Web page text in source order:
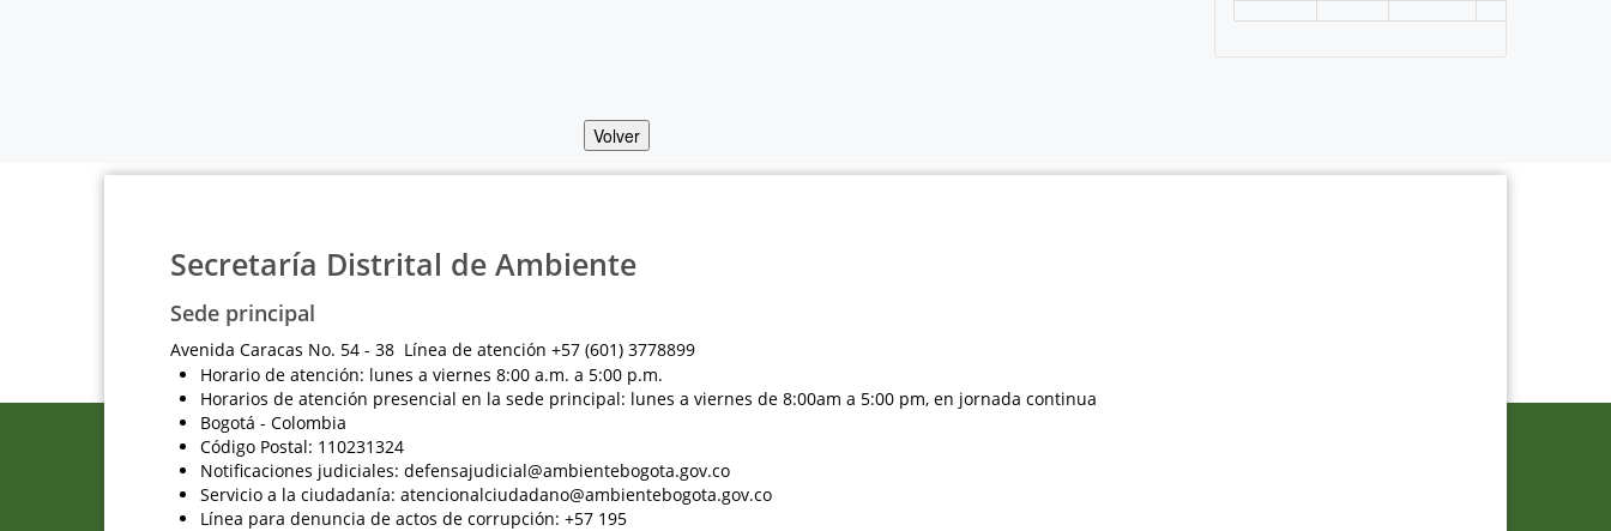
Volver
Secretaría Distrital de Ambiente
Sede principal
Avenida Caracas No. 54 - 38 Línea de atención +57 (601) 3778899
Horario de atención: lunes a viernes 8:00 a.m. a 5:00 p.m.
Horarios de atención presencial en la sede principal: lunes a viernes de 8:00am a 5:00 pm, en jornada continua
Bogotá - Colombia
Código Postal: 110231324
Notificaciones judiciales: defensajudicial@ambientebogota.gov.co
Servicio a la ciudadanía: atencionalciudadano@ambientebogota.gov.co
Línea para denuncia de actos de corrupción: +57 195